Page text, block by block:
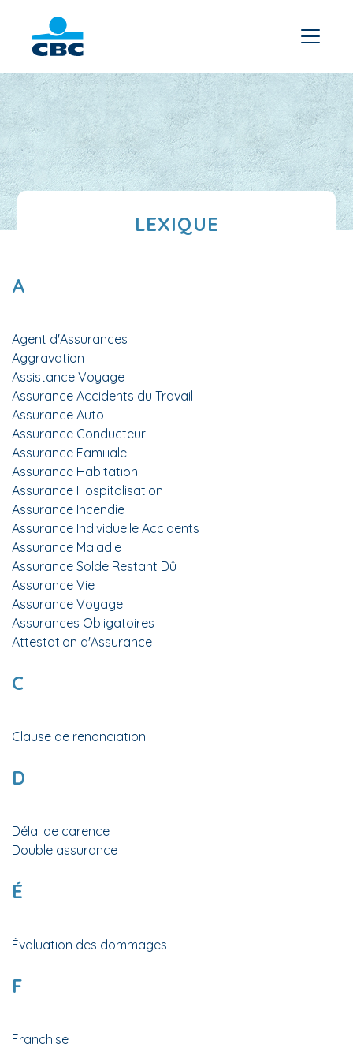
LEXIQUE
A
Agent d'Assurances
Aggravation
Assistance Voyage
Assurance Accidents du Travail
Assurance Auto
Assurance Conducteur
Assurance Familiale
Assurance Habitation
Assurance Hospitalisation
Assurance Incendie
Assurance Individuelle Accidents
Assurance Maladie
Assurance Solde Restant Dû
Assurance Vie
Assurance Voyage
Assurances Obligatoires
Attestation d'Assurance
C
Clause de renonciation
D
Délai de carence
Double assurance
É
Évaluation des dommages
F
Franchise